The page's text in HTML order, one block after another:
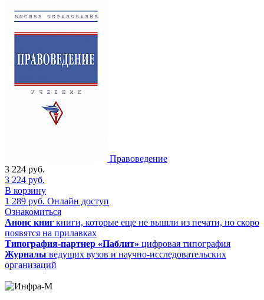
Правоведение
3 224 руб.
3 224 руб.
В корзину
1 289 руб. Онлайн доступ
Ознакомиться
Анонс книг книги, которые еще не вышли из печати, но скоро
появятся на прилавках
Типография-партнер «Паблит» цифровая типография
Журналы ведущих вузов и научно-исследовательских
организаций